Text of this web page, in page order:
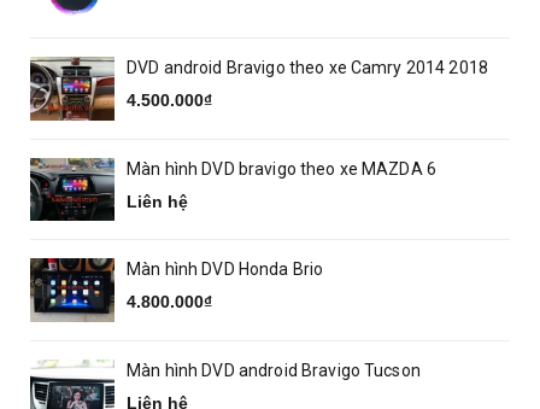
DVD android Bravigo theo xe Camry 2014 2018
4.500.000₫
Màn hình DVD bravigo theo xe MAZDA 6
Liên hệ
Màn hình DVD Honda Brio
4.800.000₫
Màn hình DVD android Bravigo Tucson
Liên hệ